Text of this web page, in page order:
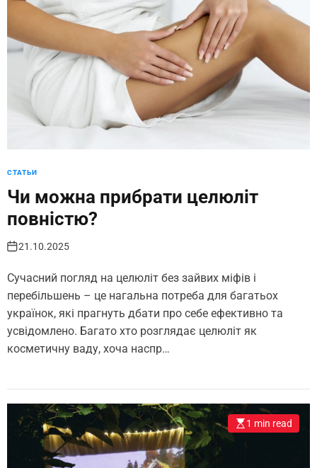
СТАТЬИ
Чи можна прибрати целюліт
повністю?
21.10.2025
Сучасний погляд на целюліт без зайвих міфів і
перебільшень – це нагальна потреба для багатьох
українок, які прагнуть дбати про себе ефективно та
усвідомлено. Багато хто розглядає целюліт як
косметичну ваду, хоча наспр…
1 min read